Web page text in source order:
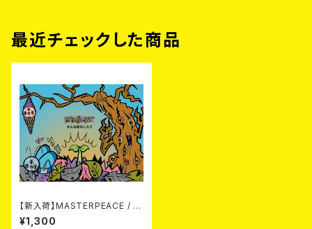
最近チェックした商品
【新入荷】MASTERPEACE / そ
んな夜をこえて (CDR)
¥1,300